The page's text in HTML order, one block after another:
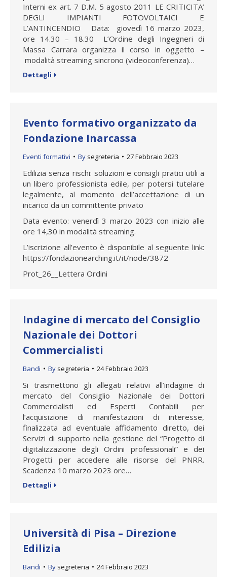
Interni ex art. 7 D.M. 5 agosto 2011 LE CRITICITA’
DEGLI IMPIANTI FOTOVOLTAICI E
L’ANTINCENDIO Data: giovedì 16 marzo 2023,
ore 14.30 – 18.30 L’Ordine degli Ingegneri di
Massa Carrara organizza il corso in oggetto –
modalità streaming sincrono (videoconferenza)…
Dettagli
Evento formativo organizzato da
Fondazione Inarcassa
Eventi formativi By segreteria 27 Febbraio 2023
Edilizia senza rischi: soluzioni e consigli pratici utili a
un libero professionista edile, per potersi tutelare
legalmente, al momento dell’accettazione di un
incarico da un committente privato
Data evento: venerdì 3 marzo 2023 con inizio alle
ore 14,30 in modalità streaming.
L’iscrizione all’evento è disponibile al seguente link:
https://fondazionearching.it/it/node/3872
Prot_26__Lettera Ordini
Indagine di mercato del Consiglio
Nazionale dei Dottori
Commercialisti
Bandi By segreteria 24 Febbraio 2023
Si trasmettono gli allegati relativi all’indagine di
mercato del Consiglio Nazionale dei Dottori
Commercialisti ed Esperti Contabili per
l’acquisizione di manifestazioni di interesse,
finalizzata ad eventuale affidamento diretto, dei
Servizi di supporto nella gestione del “Progetto di
digitalizzazione degli Ordini professionali” e dei
Progetti per accedere alle risorse del PNRR.
Scadenza 10 marzo 2023 ore…
Dettagli
Università di Pisa – Direzione
Edilizia
Bandi By segreteria 24 Febbraio 2023